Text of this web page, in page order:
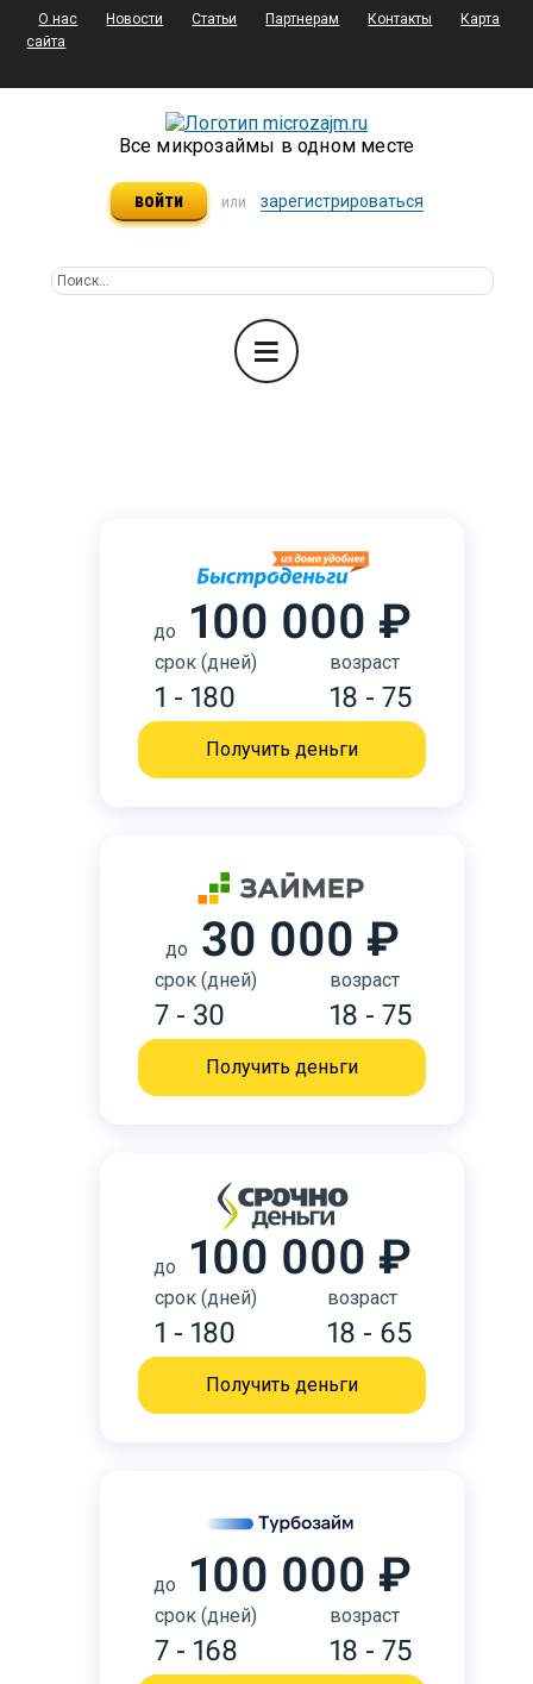
О нас Новости Статьи Партнерам Контакты
Карта
сайта
Все микрозаймы в одном месте
войти или зарегистрироваться
до 100 000 ₽
срок (дней)
1 - 180
возраст
18 - 75
Получить деньги
до 30 000 ₽
срок (дней)
7 - 30
возраст
18 - 75
Получить деньги
до 100 000 ₽
срок (дней)
1 - 180
возраст
18 - 65
Получить деньги
до 100 000 ₽
срок (дней)
7 - 168
возраст
18 - 75